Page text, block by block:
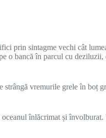
prin sintagme vechi cât
o bancă în parcul cu deziluzii,
strângă vremurile grele în boț
înlăcrimat și învolburat.